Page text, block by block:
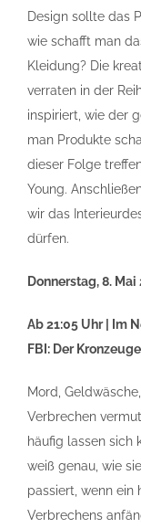
Design sollte das
wie schafft man
Kleidung? Die
verraten in der
inspiriert, wie der
man Produkte
dieser Folge
Young.
wir das
dürfen.
Donnerstag, 8. Mai
Ab 21:05 Uhr |
Im
FBI: Der
Mord,
Verbrechen
häufig lassen sich
weiß genau, wie
passiert, wenn ein
Verbrechens